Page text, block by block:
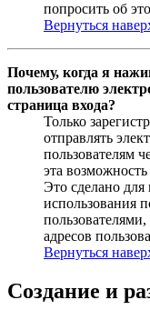
попросить об
Вернуться
Почему, когда я
пользователю
страница входа?
Только
отправлять
пользователям
эта
Это сделано для
использования
адресов
Вернуться
Создание и